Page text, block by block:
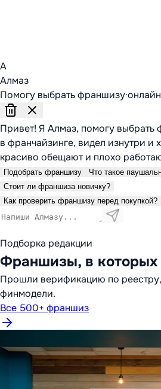
А
Алмаз
Помогу выбрать франшизу·онлайн
Привет! Я Алмаз, помогу выбрать
в франчайзинге, видел изнутри и
красиво обещают и плохо
Подобрать франшизу
Что такое
Стоит ли франшиза новичку?
Как проверить франшизу перед покупкой?
Подборка редакции
Франшизы, в
Прошли верификацию по
финмодели.
Все 500+ франшиз